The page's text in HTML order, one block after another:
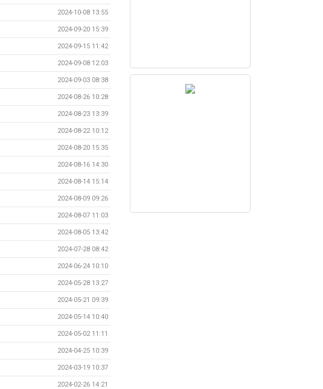
2024-10-08 13:55
2024-09-20 15:39
2024-09-15 11:42
2024-09-08 12:03
2024-09-03 08:38
2024-08-26 10:28
2024-08-23 13:39
2024-08-22 10:12
2024-08-20 15:35
2024-08-16 14:30
2024-08-14 15:14
2024-08-09 09:26
2024-08-07 11:03
2024-08-05 13:42
2024-07-28 08:42
2024-06-24 10:10
2024-05-28 13:27
2024-05-21 09:39
2024-05-14 10:40
2024-05-02 11:11
2024-04-25 10:39
2024-03-19 10:37
2024-02-26 14:21